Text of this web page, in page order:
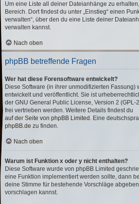
Um eine Liste all deiner Dateianhänge zu
Bereich. Dort findest du unter „Einstieg“ einen
verwalten“, über den du eine Liste deiner
verwalten kannst.
Nach oben
phpBB betreffende Fragen
Wer hat diese Forensoftware entwickelt?
Diese Software (in ihrer unmodifizierten Fassung)
entwickelt und veröffentlicht. Sie ist
der GNU General Public License, Version 2 (GPL-
frei vertrieben werden. Weitere Details findest du
auf der Seite von phpBB Limited . Eine
phpBB.de zu finden.
Nach oben
Warum ist Funktion x oder y nicht enthalten?
Diese Software wurde von phpBB Limited
eine Funktion implementiert werden sollte, dann
deine Stimme für bestehende Vorschläge
vorschlagen kannst.